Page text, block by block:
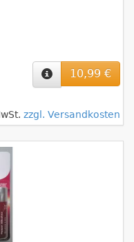
10,99 €
zzgl. Versandkosten